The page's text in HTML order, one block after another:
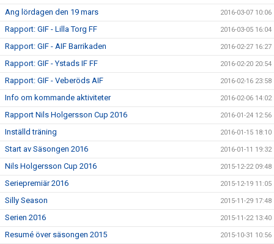
Ang lördagen den 19 mars 2016-03-07 10:06
Rapport: GIF - Lilla Torg FF 2016-03-05 16:04
Rapport: GIF - AIF Barrikaden 2016-02-27 16:27
Rapport: GIF - Ystads IF FF 2016-02-20 20:54
Rapport: GIF - Veberöds AIF 2016-02-16 23:58
Info om kommande aktiviteter 2016-02-06 14:02
Rapport Nils Holgersson Cup 2016 2016-01-24 12:56
Inställd träning 2016-01-15 18:10
Start av Säsongen 2016 2016-01-11 19:32
Nils Holgersson Cup 2016 2015-12-22 09:48
Seriepremiär 2016 2015-12-19 11:05
Silly Season 2015-11-29 17:48
Serien 2016 2015-11-22 13:40
Resumé över säsongen 2015 2015-10-31 10:56